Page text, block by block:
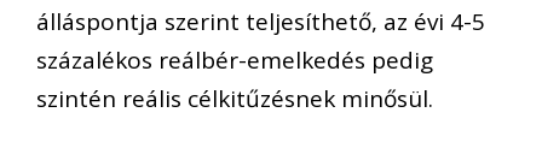
álláspontja szerint teljesíthető, az évi 4-5
százalékos reálbér-emelkedés pedig
szintén reális célkitűzésnek minősül.